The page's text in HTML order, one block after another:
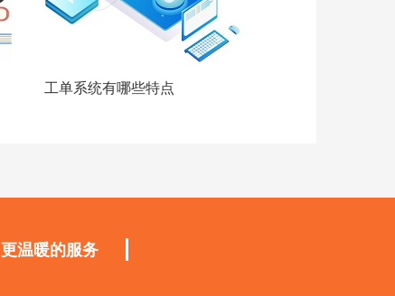
工单系统有哪些特点
更温暖的服务